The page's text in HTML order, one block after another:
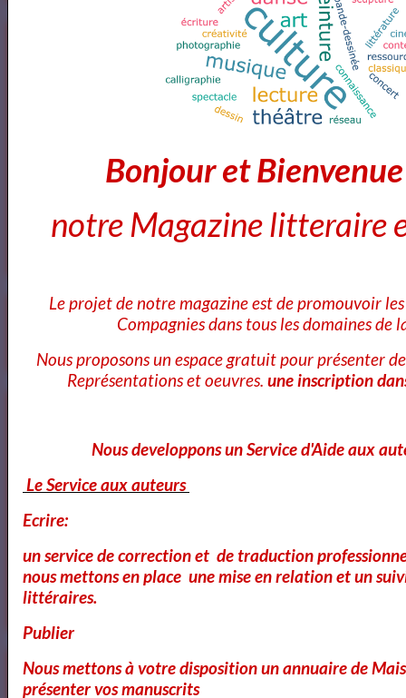
src="https://artquid-
static.imgix.net/img/logo/150/artquid_logo_150.png"
alt="ArtQuid" /></a>
Annuaires des Cours et ateliers d'ecriture Paris
Bonjour et
notre Magazine litteraire
Le projet de notre magazine est de promouvoir
Compagnies dans tous les domaines de
Nous proposons un espace gratuit pour présenter
Représentations et oeuvres. une inscription
Nous developpons un Service d'Aide aux
Le Service aux auteurs
Ecrire:
un service de correction et de traduction
nous mettons en place une mise en relation et un
littéraires.
Publier
Nous mettons à votre disposition un annuaire de
présenter vos manuscrits